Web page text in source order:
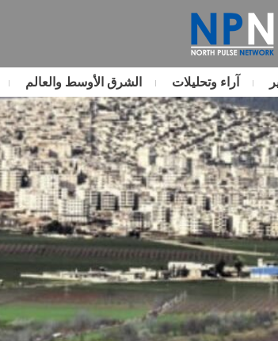
آراء وتحليلات الشرق الأوسط والعالم